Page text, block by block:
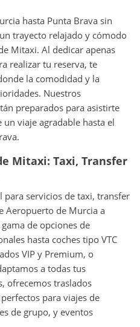
hasta Punta Brava sin
trayecto relajado y cómodo
Mitaxi. Al dedicar apenas
realizar tu reserva, te
la comodidad y la
Nuestros
preparados para asistirte
viaje agradable hasta el
Mitaxi: Taxi, Transfer
servicios de taxi, transfer
Aeropuerto de Murcia a
de opciones de
hasta coches tipo VTC
VIP y Premium, o
a todas tus
ofrecemos traslados
para viajes de
de grupo, y eventos